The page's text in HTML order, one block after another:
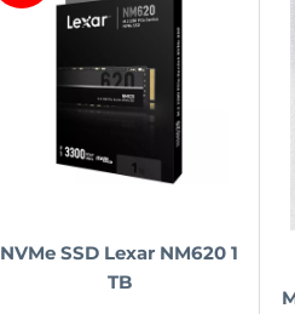
NVMe SSD Lexar NM620 1
TB